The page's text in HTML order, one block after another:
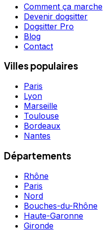
Comment ça marche
Devenir dogsitter
Dogsitter Pro
Blog
Contact
Villes populaires
Paris
Lyon
Marseille
Toulouse
Bordeaux
Nantes
Départements
Rhône
Paris
Nord
Bouches-du-Rhône
Haute-Garonne
Gironde